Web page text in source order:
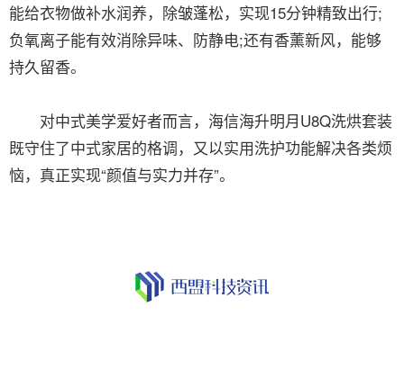
能给衣物做补水润养，除皱蓬松，实现15分钟精致出行;
负氧离子能有效消除异味、防静电;还有香薰新风，能够
持久留香。
对中式美学爱好者而言，海信海升明月U8Q洗烘套装
既守住了中式家居的格调，又以实用洗护功能解决各类烦
恼，真正实现“颜值与实力并存”。